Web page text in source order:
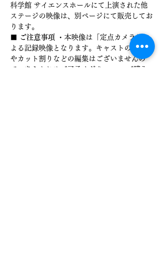
科学館 サイエンスホールにて上演された他
ステージの映像は、別ページにて販売してお
ります。
■ ご注意事項 ・本映像は「定点カメラ」に
よる記録映像となります。キャストのアップ
やカット割りなどの編集はございませんの
で、あらかじめご了承ください。 ・ご購入